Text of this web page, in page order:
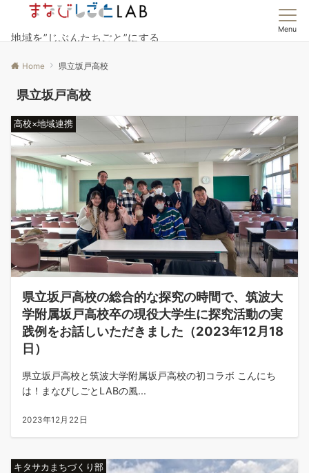
地域を”じぶんたちごと”にする
Menu
Home 県立坂戸高校
県立坂戸高校
高校×地域連携
県立坂戸高校の総合的な探究の時間で、筑波大
学附属坂戸高校卒の現役大学生に探究活動の実
践例をお話しいただきました（2023年12月18
日）
県立坂戸高校と筑波大学附属坂戸高校の初コラボ こんにち
は！まなびしごとLABの風...
2023年12月22日
キタサカまちづくり部